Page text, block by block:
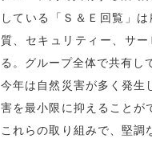
している「Ｓ＆Ｅ回覧」
質、セキュリティー、サ
る。グループ全体で共有し
今年は自然災害が多く発生
害を最小限に抑えることが
これらの取り組みで、堅